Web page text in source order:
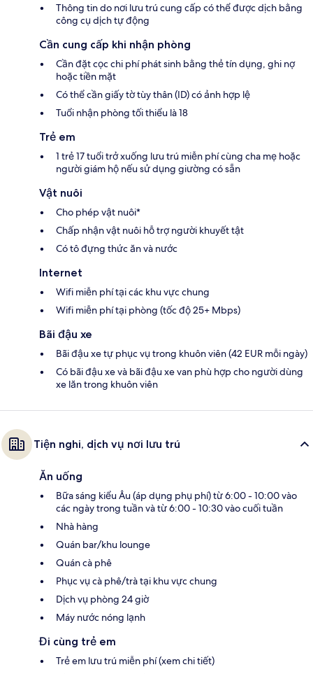
Thông tin do nơi lưu trú cung cấp có thể được dịch bằng
công cụ dịch tự động
Cần cung cấp khi nhận phòng
Cần đặt cọc chi phí phát sinh bằng thẻ tín dụng, ghi nợ
hoặc tiền mặt
Có thể cần giấy tờ tùy thân (ID) có ảnh hợp lệ
Tuổi nhận phòng tối thiểu là 18
Trẻ em
1 trẻ 17 tuổi trở xuống lưu trú miễn phí cùng cha mẹ hoặc
người giám hộ nếu sử dụng giường có sẵn
Vật nuôi
Cho phép vật nuôi*
Chấp nhận vật nuôi hỗ trợ người khuyết tật
Có tô đựng thức ăn và nước
Internet
Wifi miễn phí tại các khu vực chung
Wifi miễn phí tại phòng (tốc độ 25+ Mbps)
Bãi đậu xe
Bãi đậu xe tự phục vụ trong khuôn viên (42 EUR mỗi ngày)
Có bãi đậu xe và bãi đậu xe van phù hợp cho người dùng
xe lăn trong khuôn viên
Tiện nghi, dịch vụ nơi lưu trú
Ăn uống
Bữa sáng kiểu Âu (áp dụng phụ phí) từ 6:00 - 10:00 vào
các ngày trong tuần và từ 6:00 - 10:30 vào cuối tuần
Nhà hàng
Quán bar/khu lounge
Quán cà phê
Phục vụ cà phê/trà tại khu vực chung
Dịch vụ phòng 24 giờ
Máy nước nóng lạnh
Đi cùng trẻ em
Trẻ em lưu trú miễn phí (xem chi tiết)